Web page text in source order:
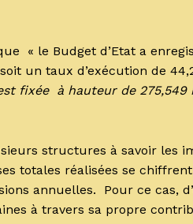
« le Budget d’Etat a
un taux d’exécution de
fixée à hauteur de 275,549
structures à savoir les
totales réalisées se
annuelles. Pour ce cas,
à travers sa propre